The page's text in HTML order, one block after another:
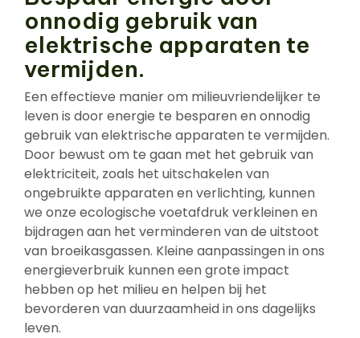
onnodig gebruik van
elektrische apparaten te
vermijden.
Een effectieve manier om milieuvriendelijker te
leven is door energie te besparen en onnodig
gebruik van elektrische apparaten te vermijden.
Door bewust om te gaan met het gebruik van
elektriciteit, zoals het uitschakelen van
ongebruikte apparaten en verlichting, kunnen
we onze ecologische voetafdruk verkleinen en
bijdragen aan het verminderen van de uitstoot
van broeikasgassen. Kleine aanpassingen in ons
energieverbruik kunnen een grote impact
hebben op het milieu en helpen bij het
bevorderen van duurzaamheid in ons dagelijks
leven.